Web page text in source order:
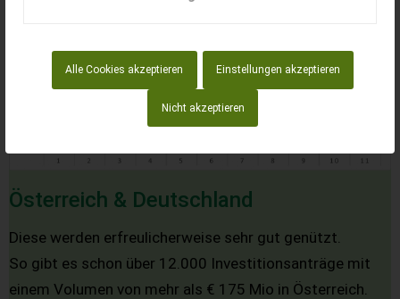
Alle Cookies akzeptieren Einstellungen akzeptieren
Nicht akzeptieren
Österreich & Deutschland
Diese werden erfreulicherweise sehr gut genützt.
So gibt es schon über 12.000 Investitionsanträge mit
einem Volumen von mehr als € 175 Mio in Österreich.